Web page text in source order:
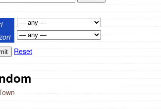
Reset